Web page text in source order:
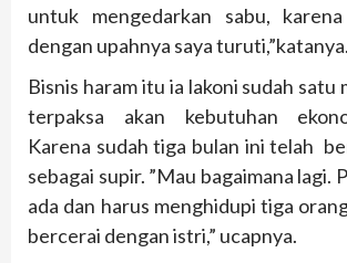
untuk mengedarkan sabu,
dengan upahnya saya turuti,”katanya.
Bisnis haram itu ia lakoni sudah satu
terpaksa akan kebutuhan
Karena sudah tiga bulan ini telah
sebagai supir. ”Mau bagaimana lagi.
ada dan harus menghidupi tiga
bercerai dengan istri,” ucapnya.